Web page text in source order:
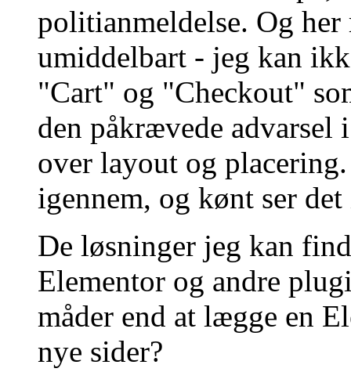
politianmeldelse. Og
umiddelbart - jeg kan
"Cart" og "Checkout"
den påkrævede
over layout og
igennem, og kønt ser
De løsninger jeg kan
Elementor og andre
måder end at lægge en
nye sider?